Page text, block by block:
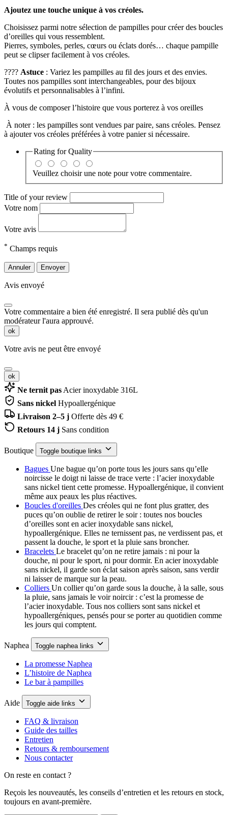
Ajoutez une touche unique à vos créoles.
Choisissez parmi notre sélection de pampilles pour créer des boucles
d’oreilles qui vous ressemblent.
Pierres, symboles, perles, cœurs ou éclats dorés… chaque pampille
peut se clipser facilement à vos créoles.
???? Astuce : Variez les pampilles au fil des jours et des envies.
Toutes nos pampilles sont interchangeables, pour des bijoux
évolutifs et personnalisables à l’infini.
À vous de composer l’histoire que vous porterez à vos oreilles
À noter : les pampilles sont vendues par paire, sans créoles. Pensez
à ajouter vos créoles préférées à votre panier si nécessaire.
Rating forQuality
Veuillez choisir une note pour votre commentaire.
Title of your review
Votre nom
Votre avis
* Champs requis
Annuler Envoyer
Avis envoyé
Votre commentaire a bien été enregistré. Il sera publié dès qu'un
modérateur l'aura approuvé.
ok
Votre avis ne peut être envoyé
ok
Ne ternit pas Acier inoxydable 316L
Sans nickel Hypoallergénique
Livraison 2–5 j Offerte dès 49 €
Retours 14 j Sans condition
Boutique Toggle boutique links
Bagues Une bague qu’on porte tous les jours sans qu’elle
noircisse le doigt ni laisse de trace verte : l’acier inoxydable
sans nickel tient cette promesse. Hypoallergénique, il convient
même aux peaux les plus réactives.
Boucles d'oreilles Des créoles qui ne font plus gratter, des
puces qu’on oublie de retirer le soir : toutes nos boucles
d’oreilles sont en acier inoxydable sans nickel,
hypoallergénique. Elles ne ternissent pas, ne verdissent pas, et
passent la douche, le sport et la pluie sans broncher.
Bracelets Le bracelet qu’on ne retire jamais : ni pour la
douche, ni pour le sport, ni pour dormir. En acier inoxydable
sans nickel, il garde son éclat saison après saison, sans verdir
ni laisser de marque sur la peau.
Colliers Un collier qu’on garde sous la douche, à la salle, sous
la pluie, sans jamais le voir noircir : c’est la promesse de
l’acier inoxydable. Tous nos colliers sont sans nickel et
hypoallergéniques, pensés pour se porter au quotidien comme
les jours qui comptent.
Naphea Toggle naphea links
La promesse Naphea
L’histoire de Naphea
Le bar à pampilles
Aide Toggle aide links
FAQ & livraison
Guide des tailles
Entretien
Retours & remboursement
Nous contacter
On reste en contact ?
Reçois les nouveautés, les conseils d’entretien et les retours en stock,
toujours en avant-première.